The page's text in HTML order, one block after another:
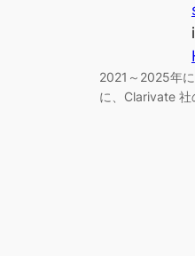
2021～2025年
に、Clarivate